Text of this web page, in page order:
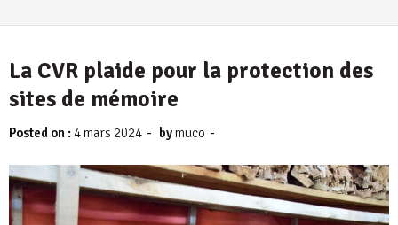
La CVR plaide pour la protection des
sites de mémoire
Posted on : 4 mars 2024 - bymuco -